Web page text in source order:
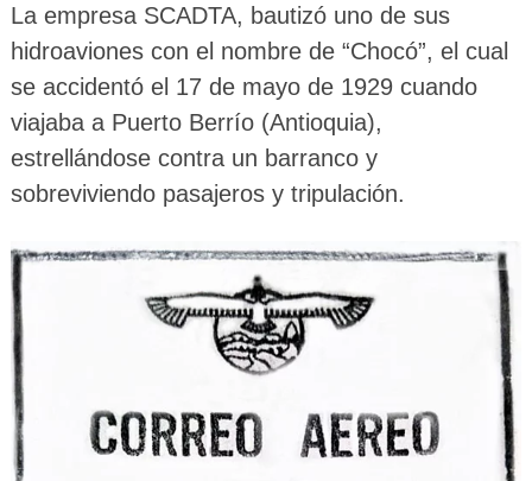
La empresa SCADTA, bautizó uno de sus
hidroaviones con el nombre de “Chocó”, el cual
se accidentó el 17 de mayo de 1929 cuando
viajaba a Puerto Berrío (Antioquia),
estrellándose contra un barranco y
sobreviviendo pasajeros y tripulación.